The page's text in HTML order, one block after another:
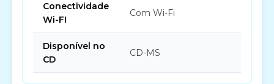
Conectividade
Wi-FI
Com Wi-Fi
Disponível no
CD
CD-MS